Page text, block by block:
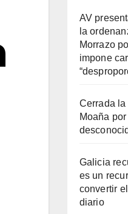
AV
la
Morrazo
impone
Cerrada
Moaña
Galicia
es un
convertir
diario